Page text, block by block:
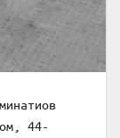
44-